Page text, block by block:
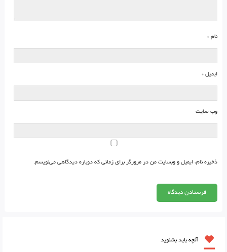
نام *
ایمیل *
وب‌ سایت
ذخیره نام، ایمیل و وبسایت من در مرورگر برای زمانی که دوباره دیدگاهی می‌نویسم.
آنچه باید بشنوید